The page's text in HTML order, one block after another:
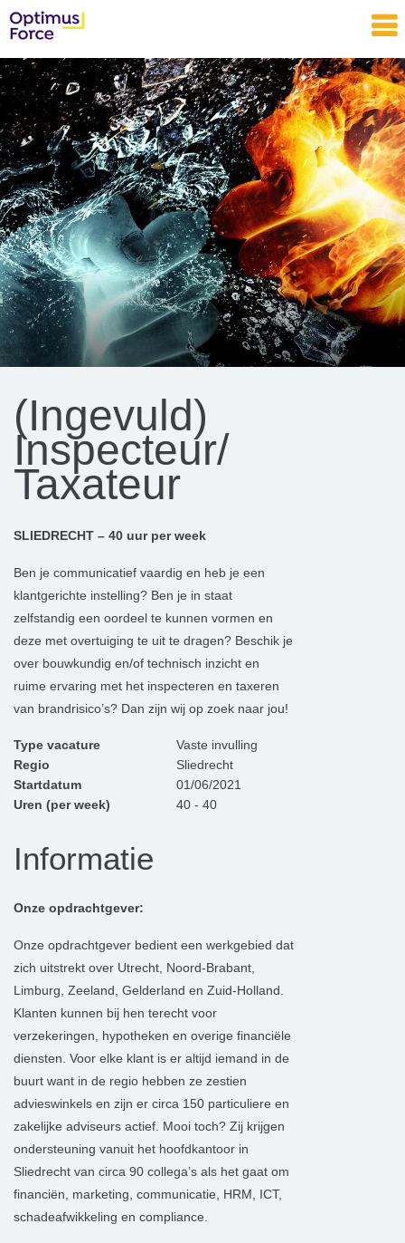
(Ingevuld)
Inspecteur/
Taxateur
SLIEDRECHT – 40 uur per week
Ben je communicatief vaardig en heb je een
klantgerichte instelling? Ben je in staat
zelfstandig een oordeel te kunnen vormen en
deze met overtuiging te uit te dragen? Beschik je
over bouwkundig en/of technisch inzicht en
ruime ervaring met het inspecteren en taxeren
van brandrisico’s? Dan zijn wij op zoek naar jou!
Type vacature
Vaste invulling
Regio
Sliedrecht
Startdatum
01/06/2021
Uren (per week)
40 - 40
Informatie
Onze opdrachtgever:
Onze opdrachtgever bedient een werkgebied dat
zich uitstrekt over Utrecht, Noord-Brabant,
Limburg, Zeeland, Gelderland en Zuid-Holland.
Klanten kunnen bij hen terecht voor
verzekeringen, hypotheken en overige financiële
diensten. Voor elke klant is er altijd iemand in de
buurt want in de regio hebben ze zestien
advieswinkels en zijn er circa 150 particuliere en
zakelijke adviseurs actief. Mooi toch? Zij krijgen
ondersteuning vanuit het hoofdkantoor in
Sliedrecht van circa 90 collega’s als het gaat om
financiën, marketing, communicatie, HRM, ICT,
schadeafwikkeling en compliance.